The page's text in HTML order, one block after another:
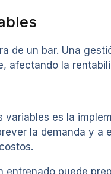
de un bar. Una
afectando la
es la
la demanda y